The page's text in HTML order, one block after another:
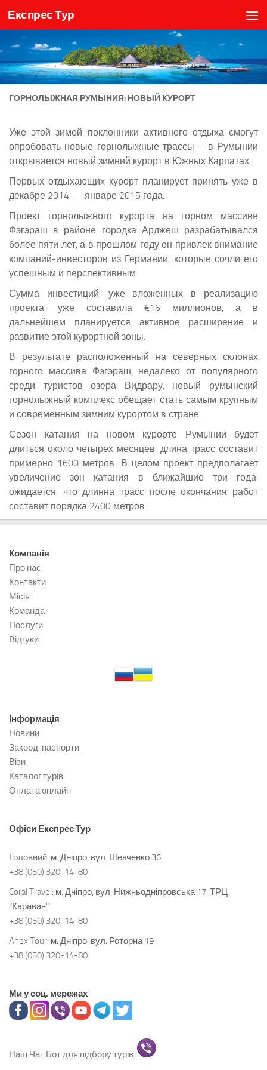
Skip to content
Експрес Тур
ГОРНОЛЫЖНАЯ РУМЫНИЯ: НОВЫЙ КУРОРТ
Уже этой зимой поклонники активного отдыха смогут
опробовать новые горнолыжные трассы – в Румынии
открывается новый зимний курорт в Южных Карпатах.
Первых отдыхающих курорт планирует принять уже в
декабре 2014 — январе 2015 года.
Проект горнолыжного курорта на горном массиве
Фэгэраш в районе городка Арджеш разрабатывался
более пяти лет, а в прошлом году он привлек внимание
компаний-инвесторов из Германии, которые сочли его
успешным и перспективным.
Сумма инвестиций, уже вложенных в реализацию
проекта, уже составила €16 миллионов, а в
дальнейшем планируется активное расширение и
развитие этой курортной зоны.
В результате расположенный на северных склонах
горного массива Фэгэраш, недалеко от популярного
среди туристов озера Видрару, новый румынский
горнолыжный комплекс обещает стать самым крупным
и современным зимним курортом в стране.
Сезон катания на новом курорте Румынии будет
длиться около четырех месяцев, длина трасс составит
примерно 1600 метров. В целом проект предполагает
увеличение зон катания в ближайшие три года:
ожидается, что длинна трасс после окончания работ
составит порядка 2400 метров.
Компанія
Про нас
Контакти
Місія
Команда
Послуги
Відгуки
Інформація
Новини
Закорд. паспорти
Візи
Каталог турів
Оплата онлайн
Офіси Експрес Тур
Головний: м. Дніпро, вул. Шевченко 36
+38 (050) 320-14-80
Coral Travel: м. Дніпро, вул. Нижньодніпровська 17, ТРЦ
"Караван"
+38 (050) 320-14-80
Anex Tour: м. Дніпро, вул. Роторна 19
+38 (050) 320-14-80
Ми у соц. мережах
Наш Чат Бот для підбору турів: